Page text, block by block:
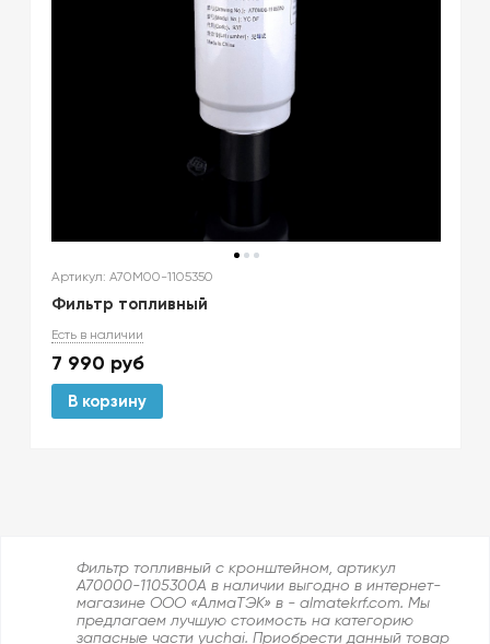
Артикул: A70M00-1105350
Фильтр топливный
Есть в наличии
7 990 руб
В корзину
Фильтр топливный с кронштейном, артикул
A70000-1105300A в наличии выгодно в интернет-
магазине ООО «АлмаТЭК» в - almatekrf.com. Мы
предлагаем лучшую стоимость на категорию
запасные части yuchai. Приобрести данный товар